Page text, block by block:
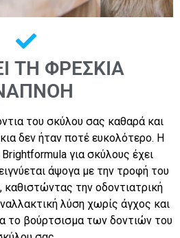
ΤΗ ΦΡΈΣΚΙΑ
του σκύλου σας καθαρά και
δεν ήταν ποτέ ευκολότερο. Η
για σκύλους έχει
άψογα με την τροφή του
καθιστώντας την οδοντιατρική
λύση χωρίς άγχος και
το βούρτσισμα των δοντιών του